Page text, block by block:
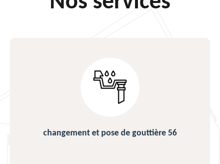
changement et pose de gouttière 56